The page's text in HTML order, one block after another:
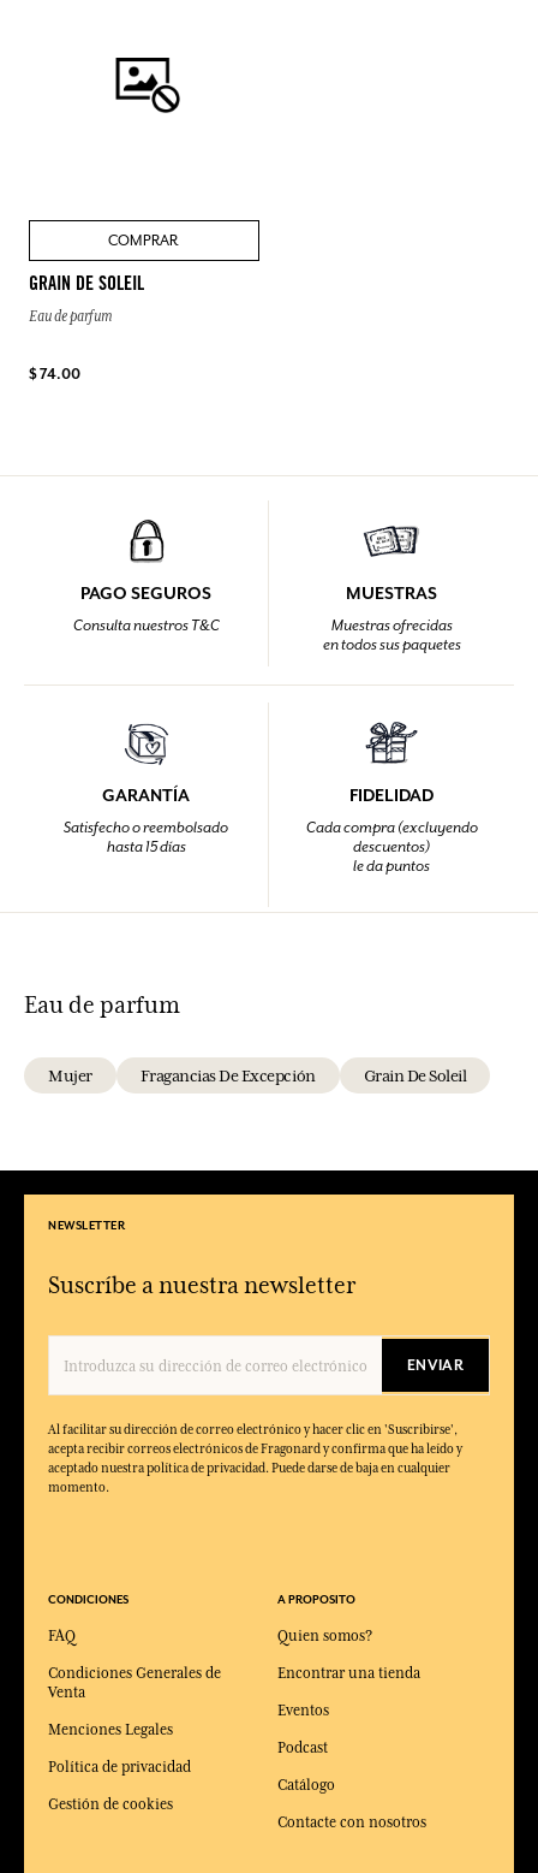
COMPRAR
GRAIN DE SOLEIL
Eau de parfum
$ 74.00
PAGO SEGUROS
Consulta nuestros T&C
MUESTRAS
Muestras ofrecidas
en todos sus paquetes
GARANTÍA
Satisfecho o reembolsado
hasta 15 días
FIDELIDAD
Cada compra (excluyendo
descuentos)
le da puntos
Eau de parfum
Mujer Fragancias De Excepción Grain De Soleil
NEWSLETTER
Suscríbe a nuestra newsletter
ENVIAR
Al facilitar su dirección de correo electrónico y hacer clic en 'Suscribirse',
acepta recibir correos electrónicos de Fragonard y confirma que ha leído y
aceptado nuestra política de privacidad. Puede darse de baja en cualquier
momento.
CONDICIONES
FAQ
Condiciones Generales de
Venta
Menciones Legales
Política de privacidad
Gestión de cookies
A PROPOSITO
Quien somos?
Encontrar una tienda
Eventos
Podcast
Catálogo
Contacte con nosotros